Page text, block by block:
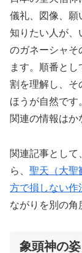
儀礼、図像、願
知りたい人が、
のガネーシャそ
ます。順番と
割を理解し、そ
ほうが自然です
関連の情報はか
関連記事として
ら、 聖天（大聖
方で損しない作
ながりを別の角
象頭神の